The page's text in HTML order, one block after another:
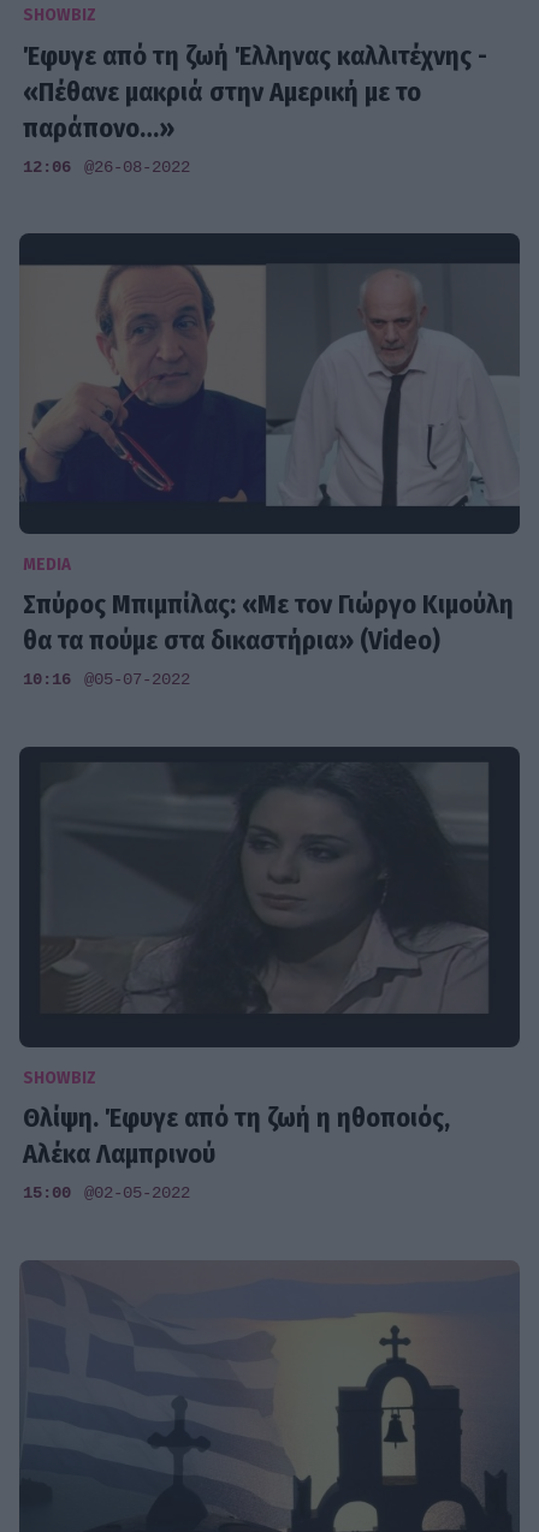
SHOWBIZ
Έφυγε από τη ζωή Έλληνας καλλιτέχνης -
«Πέθανε μακριά στην Αμερική με το
παράπονο…»
12:06 @26-08-2022
MEDIA
Σπύρος Μπιμπίλας: «Με τον Γιώργο Κιμούλη
θα τα πούμε στα δικαστήρια» (Video)
10:16 @05-07-2022
SHOWBIZ
Θλίψη. Έφυγε από τη ζωή η ηθοποιός,
Αλέκα Λαμπρινού
15:00 @02-05-2022